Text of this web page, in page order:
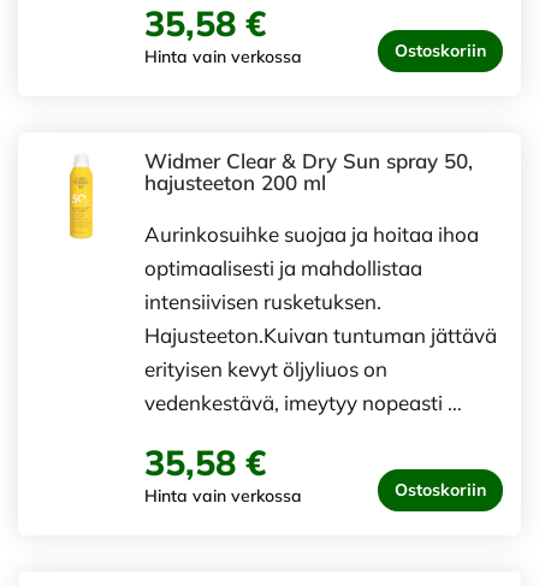
35,58 €
Hinta vain verkossa Ostoskoriin
Widmer Clear & Dry Sun spray 50,
hajusteeton 200 ml
​Aurinkosuihke suojaa ja hoitaa ihoa
optimaalisesti ja mahdollistaa
intensiivisen rusketuksen.
Hajusteeton.Kuivan tuntuman jättävä
erityisen kevyt öljyliuos on
vedenkestävä, imeytyy nopeasti …
35,58 €
Hinta vain verkossa Ostoskoriin